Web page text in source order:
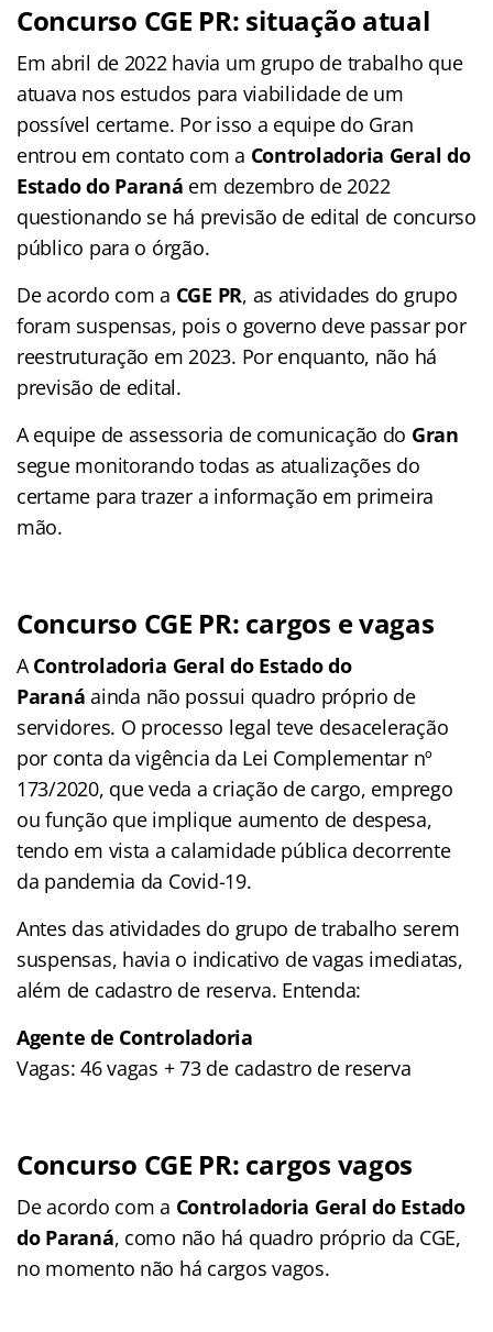
Concurso CGE PR: situação atual
Em abril de 2022 havia um grupo de trabalho que
atuava nos estudos para viabilidade de um
possível certame. Por isso a equipe do Gran
entrou em contato com a Controladoria Geral do
Estado do Paraná em dezembro de 2022
questionando se há previsão de edital de concurso
público para o órgão.
De acordo com a CGE PR, as atividades do grupo
foram suspensas, pois o governo deve passar por
reestruturação em 2023. Por enquanto, não há
previsão de edital.
A equipe de assessoria de comunicação do Gran
segue monitorando todas as atualizações do
certame para trazer a informação em primeira
mão.
Concurso CGE PR: cargos e vagas
AControladoria Geral do Estado do
Paranáainda não possui quadro próprio de
servidores. O processo legal teve desaceleração
por conta da vigência da Lei Complementar nº
173/2020, que veda a criação de cargo, emprego
ou função que implique aumento de despesa,
tendo em vista a calamidade pública decorrente
da pandemia da Covid-19.
Antes das atividades do grupo de trabalho serem
suspensas, havia o indicativo de vagas imediatas,
além de cadastro de reserva. Entenda:
Agente de Controladoria
Vagas: 46 vagas + 73 de cadastro de reserva
Concurso CGE PR: cargos vagos
De acordo com a Controladoria Geral do Estado
do Paraná, como não há quadro próprio da CGE,
no momento não há cargos vagos.